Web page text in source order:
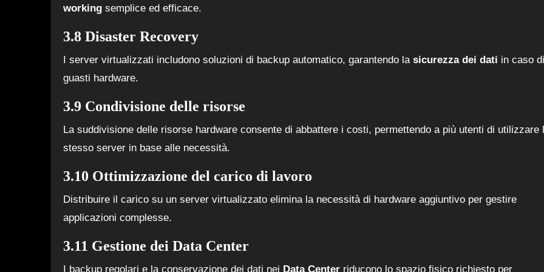
working semplice ed efficace.
3.8 Disaster Recovery
I server virtualizzati includono soluzioni di backup automatico, garantendo la sicurezza dei dati in caso di
guasti hardware.
3.9 Condivisione delle risorse
La suddivisione delle risorse hardware consente di abbattere i costi, permettendo a più utenti di utilizzare
stesso server in base alle necessità.
3.10 Ottimizzazione del carico di lavoro
Distribuire il carico su un server virtualizzato elimina la necessità di hardware aggiuntivo per gestire
applicazioni complesse.
3.11 Gestione dei Data Center
I backup regolari e la conservazione dei dati nei Data Center riducono lo spazio fisico richiesto per